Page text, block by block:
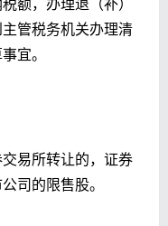
管税务机关办理清
宜。
易所转让的，证券
司的限售股。